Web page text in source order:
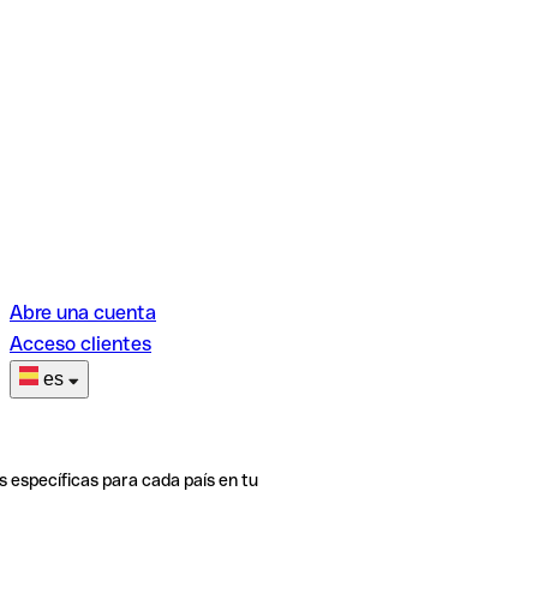
Abre una cuenta
Acceso clientes
es
específicas para cada país en tu